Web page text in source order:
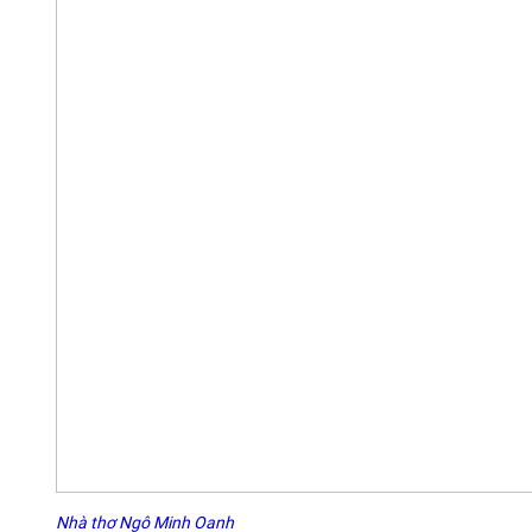
Nhà thơ Ngô Minh Oanh